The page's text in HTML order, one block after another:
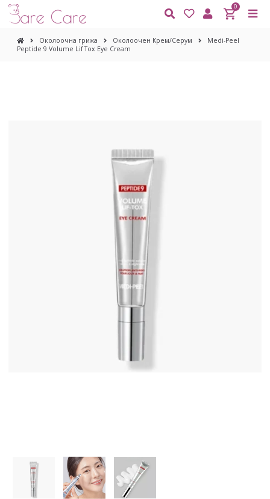
0
Околоочна грижа Околоочен Крем/Серум
Medi-Peel
Peptide 9 Volume Lif Tox Eye Cream